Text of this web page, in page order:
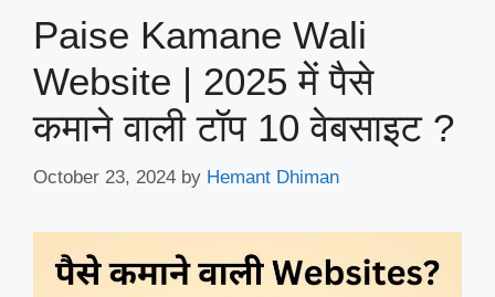
Paise Kamane Wali
Website | 2025 में पैसे
कमाने वाली टॉप 10 वेबसाइट ?
October 23, 2024 by Hemant Dhiman